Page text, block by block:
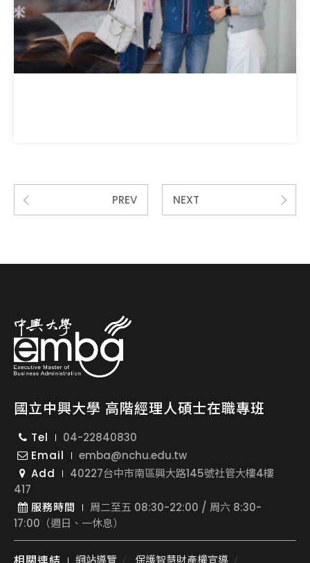
PREV NEXT
國立中興大學 高階經理人碩士在職專班
Tel
04-22840830
Email
emba@nchu.edu.tw
Add
40227台中市南區興大路145號社管大樓4樓
417
服務時間
周二至五 08:30-22:00 / 周六 8:30-
17:00（週日、一休息）
網站導覽 保護智慧財產權宣導